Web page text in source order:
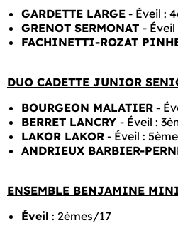
GARDETTE LARGE - Éveil :
GRENOT SERMONAT -
FACHINETTI-ROZAT
DUO CADETTE JUNIOR
BOURGEON MALATIER -
BERRET LANCRY - Éveil :
LAKOR LAKOR - Éveil :
ANDRIEUX BARBIER-
ENSEMBLE BENJAMINE
Éveil : 2èmes/17